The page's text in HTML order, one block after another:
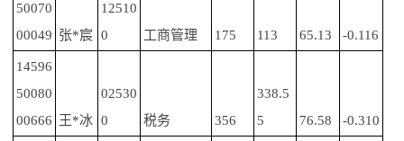
50070
00049 张*宸
12510
0
工商管理 175 113 65.13 -0.116
14596
50080
00666
王*冰
02530
0
税务 356
338.5
5
76.58 -0.310